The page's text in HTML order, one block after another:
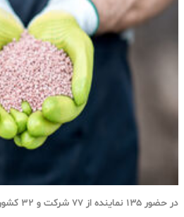
در حضور ۱۳۵ نماینده از ۷۷ شرکت و ۳۲ کشور بررسی شد :